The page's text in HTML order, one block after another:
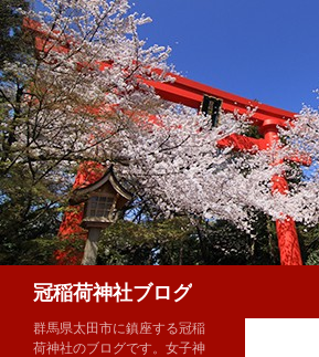
冠稲荷神社ブログ
群馬県太田市に鎮座する冠稲
荷神社のブログです。女子神